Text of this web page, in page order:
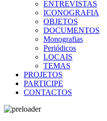
ENTREVISTAS
ICONOGRAFIA
OBJETOS
DOCUMENTOS
Monografias
Periódicos
LOCAIS
TEMAS
PROJETOS
PARTICIPE
CONTACTOS